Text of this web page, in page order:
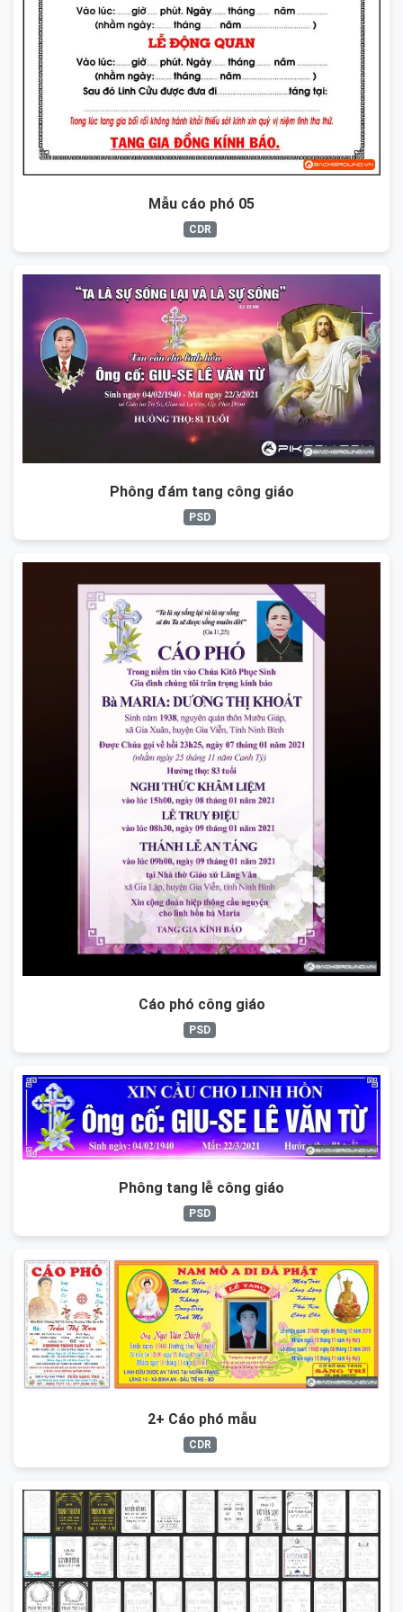
Mẫu cáo phó 05
CDR
Phông đám tang công giáo
PSD
Cáo phó công giáo
PSD
Phông tang lễ công giáo
PSD
2+ Cáo phó mẫu
CDR